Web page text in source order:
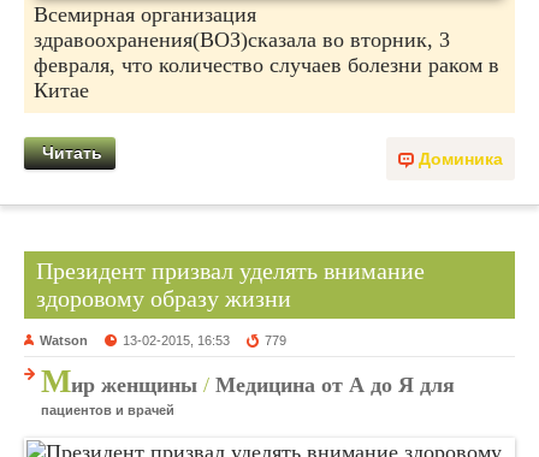
Всемирная организация
здравоохранения(ВОЗ)сказала во вторник, 3
февраля, что количество случаев болезни раком в
Китае
Доминика
Читать
Президент призвал уделять внимание
здоровому образу жизни
Watson 13-02-2015, 16:53 779
Мир женщины / Медицина от А до Я для
пациентов и врачей